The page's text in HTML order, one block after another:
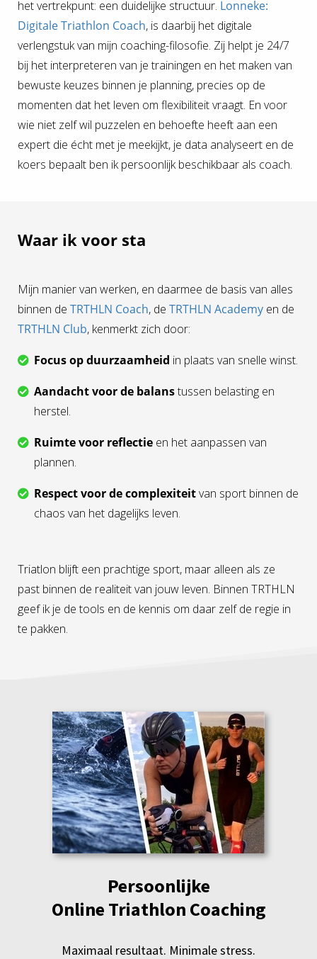
het vertrekpunt: een duidelijke structuur. Lonneke:
Digitale Triathlon Coach, is daarbij het digitale
verlengstuk van mijn coaching-filosofie. Zij helpt je 24/7
bij het interpreteren van je trainingen en het maken van
bewuste keuzes binnen je planning, precies op de
momenten dat het leven om flexibiliteit vraagt. En voor
wie niet zelf wil puzzelen en behoefte heeft aan een
expert die écht met je meekijkt, je data analyseert en de
koers bepaalt ben ik persoonlijk beschikbaar als coach.
Waar ik voor sta
Mijn manier van werken, en daarmee de basis van alles
binnen de TRTHLN Coach, de TRTHLN Academy en de
TRTHLN Club, kenmerkt zich door:
Focus op duurzaamheid in plaats van snelle winst.
Aandacht voor de balanstussen belasting en
herstel.
Ruimte voor reflectie en het aanpassen van
plannen.
Respect voor de complexiteitvan sport binnen de
chaos van het dagelijks leven.
Triatlon blijft een prachtige sport, maar alleen als ze
past binnen de realiteit van jouw leven. Binnen TRTHLN
geef ik je de tools en de kennis om daar zelf de regie in
te pakken.
Persoonlijke
Online Triathlon Coaching
Maximaal resultaat. Minimale stress.